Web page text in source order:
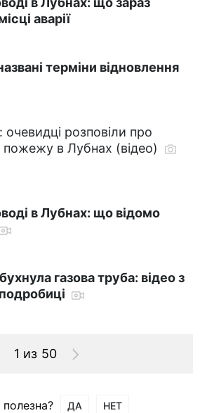
аварії
терміни відновлення
очевидці розповіли про
пожежу в Лубнах (відео)
в Лубнах: що відомо
газова труба: відео з
подробиці
1 из 50
ДА НЕТ